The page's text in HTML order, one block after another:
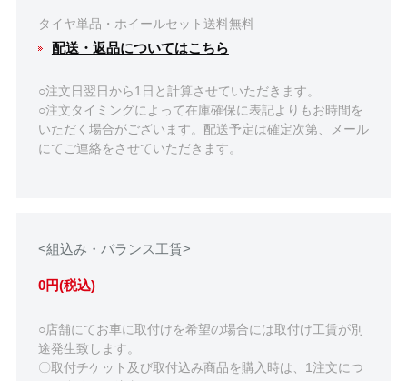
タイヤ単品・ホイールセット送料無料
配送・返品についてはこちら
○注文日翌日から1日と計算させていただきます。
○注文タイミングによって在庫確保に表記よりもお時間を
いただく場合がございます。配送予定は確定次第、メール
にてご連絡をさせていただきます。
<組込み・バランス工賃>
0円(税込)
○店舗にてお車に取付けを希望の場合には取付け工賃が別
途発生致します。
〇取付チケット及び取付込み商品を購入時は、1注文につ